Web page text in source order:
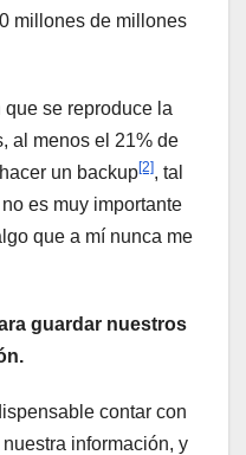
millones de millones
se reproduce la
al menos el 21% de
un backup[2], tal
es muy importante
que a mí nunca me
guardar nuestros
contar con
información, y